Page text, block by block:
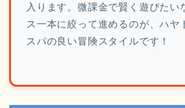
入ります。微課金で賢く遊びたい
ス一本に絞って進めるのが、ハヤ
スパの良い冒険スタイルです！